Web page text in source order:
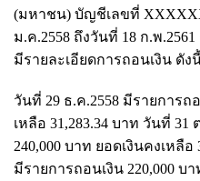
(มหาชน) บัญชีเลขที่
ม.ค.2558 ถึงวันที่ 18 ก.พ.2561
มีรายละเอียดการถอนเงิน ดัง
วันที่ 29 ธ.ค.2558 มีรายการถ
เหลือ 31,283.34 บาท วันที่ 31
240,000 บาท ยอดเงินคงเหลือ
มีรายการถอนเงิน 220,000 บ